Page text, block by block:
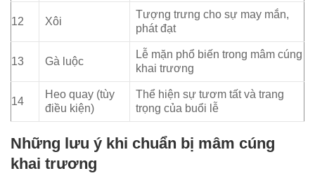
12 Xôi
Tượng trưng cho sự may mắn,
phát đạt
13 Gà luộc
Lễ mặn phổ biến trong mâm cúng
khai trương
14
Heo quay (tùy
điều kiện)
Thể hiện sự tươm tất và trang
trọng của buổi lễ
Những lưu ý khi chuẩn bị mâm cúng
khai trương